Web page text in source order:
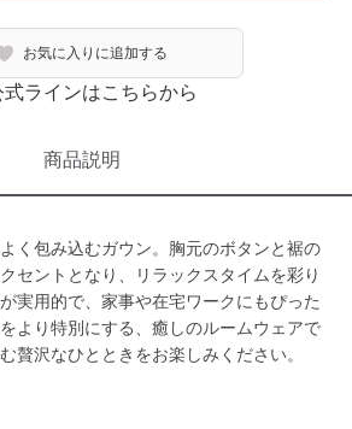
お気に入りに追加する
商品説明
く包み込むガウン。胸元のボタンと裾の
セントとなり、リラックスタイムを彩り
実用的で、家事や在宅ワークにもぴった
より特別にする、癒しのルームウェアで
贅沢なひとときをお楽しみください。